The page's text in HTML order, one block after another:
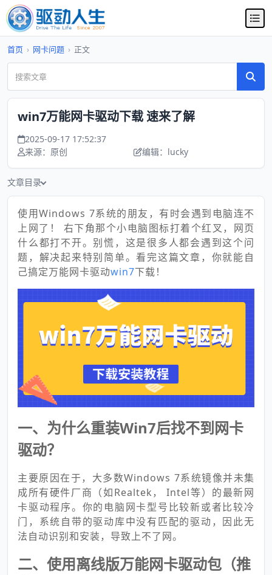
首页 › 网卡问题 › 正文
win7万能网卡驱动下载 速来了解
2025-09-17 17:52:37
来源：原创
编辑：lucky
文章目录
使用Windows 7系统的朋友，有时会遇到电脑连不
上网了！ 右下角那个小电脑图标打着个红叉，网页
什么都打不开。别慌，这是很多人都会遇到这个问
题，解决起来特别简单。看完这篇文章，你就能自
己搞定万能网卡驱动win7下载！
一、为什么重装Win7后找不到网卡
驱动？
主要原因在于，大多数Windows 7系统镜像并未集
成所有硬件厂商（如Realtek， Intel等）的最新网
卡驱动程序。你的电脑网卡型号比较新或者比较冷
门，系统自带的驱动库中没有匹配的驱动，因此无
法自动识别和安装，导致上不了网。
二、使用离线版万能网卡驱动包（推